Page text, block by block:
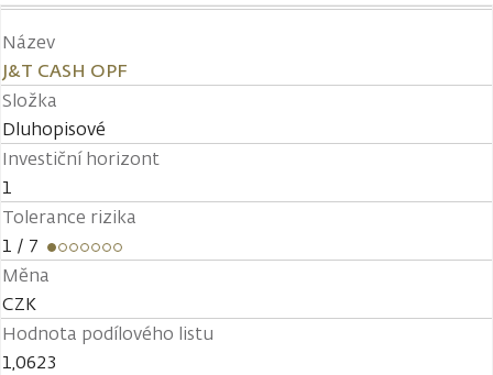
Název
J&T CASH OPF
Složka
Dluhopisové
Investiční horizont
1
Tolerance rizika
1 / 7
Měna
CZK
Hodnota podílového listu
1,0623